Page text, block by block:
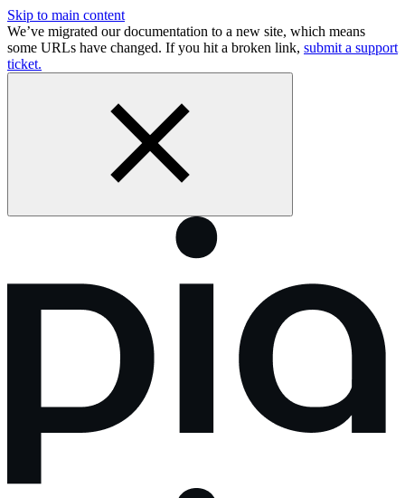
Skip to main content
We’ve migrated our documentation to a new site, which means
some URLs have changed. If you hit a broken link, submit a support
ticket.